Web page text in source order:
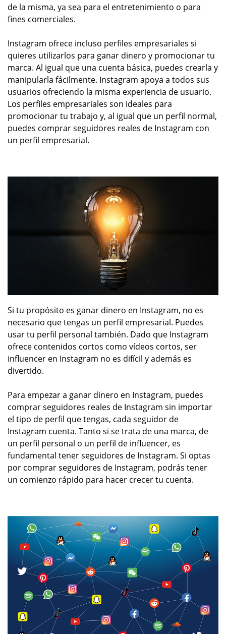
de la misma, ya sea para el entretenimiento o para
fines comerciales.
Instagram ofrece incluso perfiles empresariales si
quieres utilizarlos para ganar dinero y promocionar tu
marca. Al igual que una cuenta básica, puedes crearla y
manipularla fácilmente. Instagram apoya a todos sus
usuarios ofreciendo la misma experiencia de usuario.
Los perfiles empresariales son ideales para
promocionar tu trabajo y, al igual que un perfil normal,
puedes comprar seguidores reales de Instagram con
un perfil empresarial.
Si tu propósito es ganar dinero en Instagram, no es
necesario que tengas un perfil empresarial. Puedes
usar tu perfil personal también. Dado que Instagram
ofrece contenidos cortos como vídeos cortos, ser
influencer en Instagram no es difícil y además es
divertido.
Para empezar a ganar dinero en Instagram, puedes
comprar seguidores reales de Instagram sin importar
el tipo de perfil que tengas, cada seguidor de
Instagram cuenta. Tanto si se trata de una marca, de
un perfil personal o un perfil de influencer, es
fundamental tener seguidores de Instagram. Si optas
por comprar seguidores de Instagram, podrás tener
un comienzo rápido para hacer crecer tu cuenta.